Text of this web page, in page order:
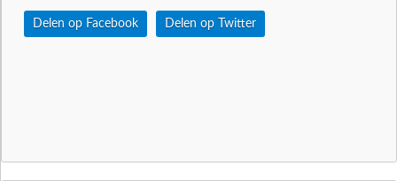
Delen op Facebook Delen op Twitter